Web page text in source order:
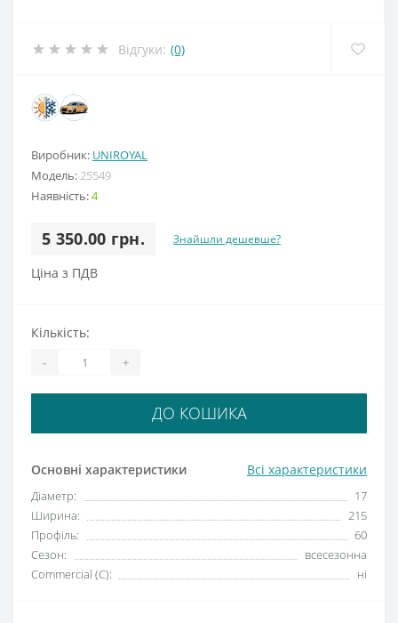
Відгуки: (0)
Виробник: UNIROYAL
Модель:25549
Наявність:4
5 350.00 грн. Знайшли дешевше?
Ціна з ПДВ
Основні характеристики Всі характеристики
Діаметр:
17
Ширина:
215
Профіль:
60
Сезон:
всесезонна
Commercial (C):
ні
Кількість:
- +
ДО КОШИКА